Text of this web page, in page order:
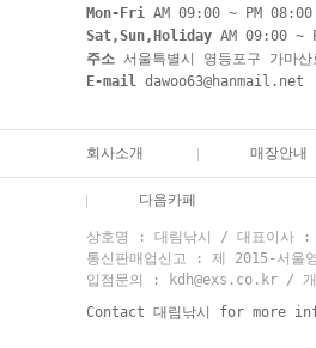
Mon-Fri AM 09:00 ~ PM 08:00
Sat,Sun,Holiday AM 09:00 ~
주소 서울특별시 영등포구 가마
E-mail dawoo63@hanmail.net
회사소개 매장안내
다음카페
상호명 : 대림낚시 / 대표이사 :
통신판매업신고 : 제 2015-서
입점문의 : kdh@exs.co.kr / 개
Contact 대림낚시 for more